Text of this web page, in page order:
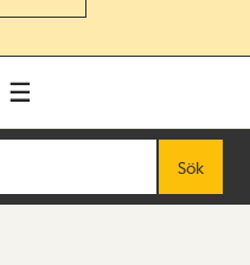
Sök